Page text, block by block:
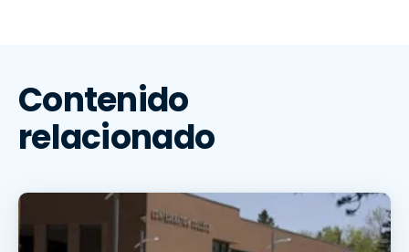
Contenido
relacionado